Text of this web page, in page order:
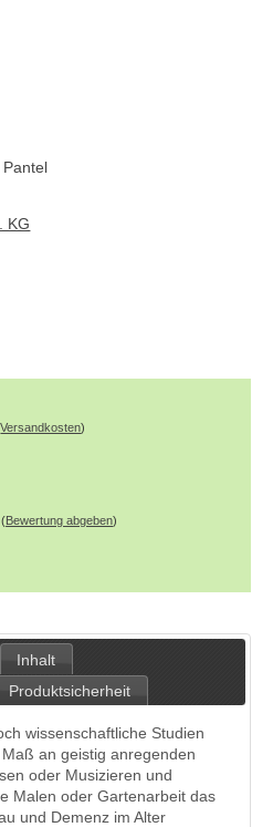
KG
Versandkosten)
Bewertung abgeben)
Inhalt
Produktsicherheit
wissenschaftliche Studien
an geistig anregenden
oder Musizieren und
Malen oder Gartenarbeit das
und Demenz im Alter